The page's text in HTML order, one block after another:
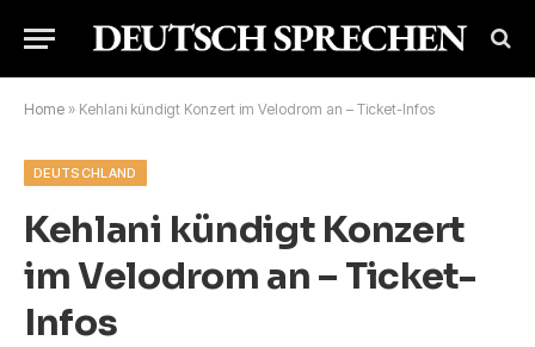
Home » Kehlani kündigt Konzert im Velodrom an – Ticket-Infos
DEUTSCHLAND
Kehlani kündigt Konzert
im Velodrom an – Ticket-
Infos